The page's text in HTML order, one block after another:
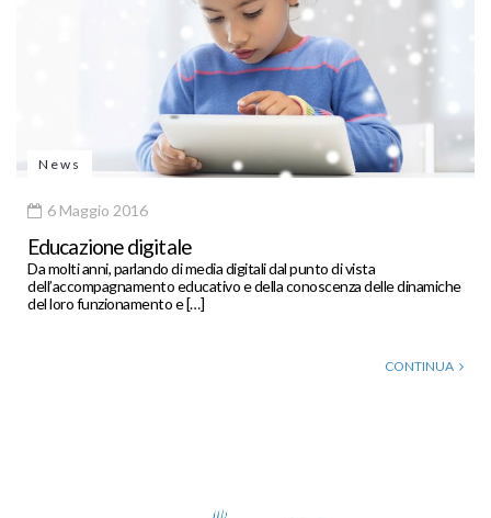
News
6 Maggio 2016
Educazione digitale
Da molti anni, parlando di media digitali dal punto di vista
dell’accompagnamento educativo e della conoscenza delle dinamiche
del loro funzionamento e […]
CONTINUA